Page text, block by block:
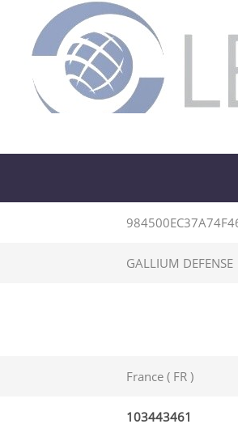
GALLIUM DEFENSE
France ( FR )
103443461